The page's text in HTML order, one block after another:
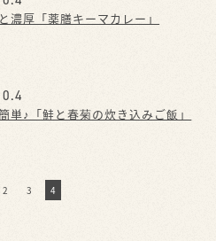
濃厚「薬膳キーマカレー」
単♪「鮭と春菊の炊き込みご飯」
2 3 4